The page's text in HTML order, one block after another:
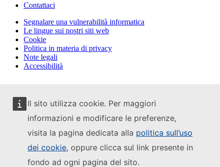
Il sito utilizza cookie. Per maggiori
informazioni e modificare le preferenze,
visita la pagina dedicata alla politica sull’uso
dei cookie, oppure clicca sul link presente in
fondo ad ogni pagina del sito.
Contattaci
Segnalare una vulnerabilità informatica
Le lingue sui nostri siti web
Cookie
Politica in materia di privacy
Note legali
Accessibilità